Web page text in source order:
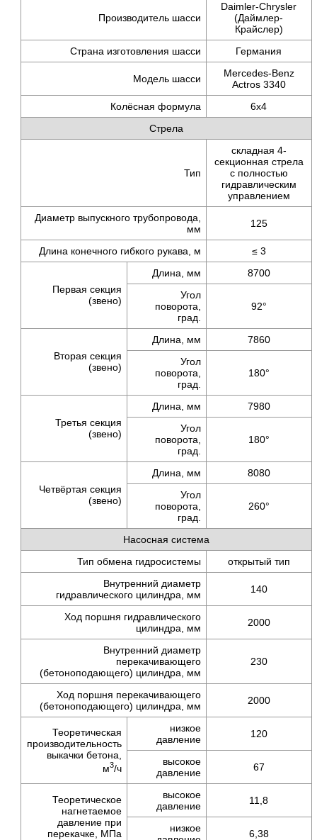
Производитель шасси
Daimler-Chrysler
(Даймлер-
Крайслер)
Страна изготовления шасси
Германия
Модель шасси
Mercedes-Benz
Actros 3340
Колёсная формула
6x4
Стрела
Тип
складная 4-
секционная стрела
с полностью
гидравлическим
управлением
Диаметр выпускного трубопровода,
мм
125
Длина конечного гибкого рукава, м ≤ 3
Первая секция
(звено)
Длина, мм
8700
Угол
поворота,
град.
92°
Вторая секция
(звено)
Длина, мм
7860
Угол
поворота,
град.
180°
Третья секция
(звено)
Длина, мм
7980
Угол
поворота,
град.
180°
Четвёртая секция
(звено)
Длина, мм
8080
Угол
поворота,
град.
260°
Насосная система
Тип обмена гидросистемы
открытый тип
Внутренний диаметр
гидравлического цилиндра, мм
140
Ход поршня гидравлического
цилиндра, мм
2000
Внутренний диаметр
перекачивающего
(бетоноподающего) цилиндра, мм
230
Ход поршня перекачивающего
(бетоноподающего) цилиндра, мм
2000
Теоретическая
производительность
выкачки бетона,
м3/ч
низкое
давление
120
высокое
давление
67
Теоретическое
нагнетаемое
давление при
перекачке, МПа
высокое
давление
11,8
низкое
6,38